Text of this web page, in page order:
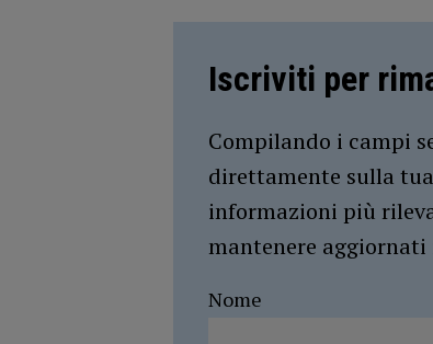
Iscriviti per
Compilando i campi
direttamente sulla
informazioni più
mantenere
Nome